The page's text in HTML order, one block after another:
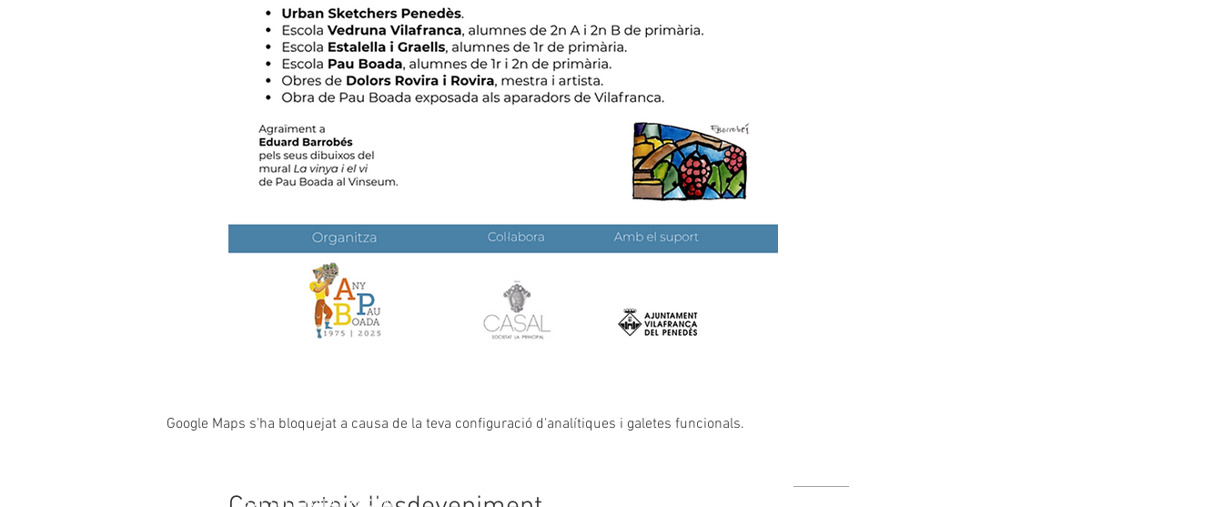
Google Maps s'ha bloquejat a causa de la teva configuració d'analítiques i galetes funcionals.